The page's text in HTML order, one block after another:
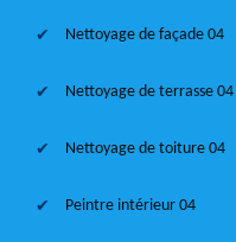
Nettoyage de façade 04
Nettoyage de terrasse 04
Nettoyage de toiture 04
Peintre intérieur 04